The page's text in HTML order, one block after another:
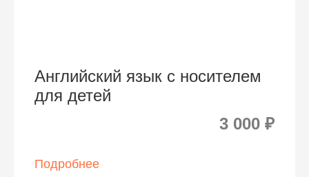
Английский язык с носителем
для детей
3 000 ₽
Подробнее